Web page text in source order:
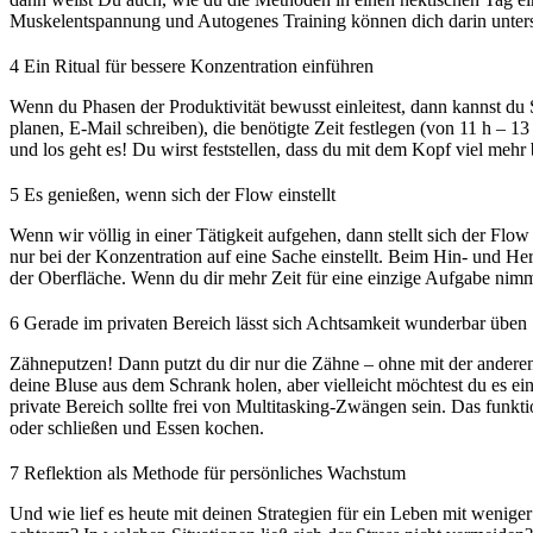
Muskelentspannung und Autogenes Training können dich darin
4 Ein Ritual für bessere Konzentration einführen
Wenn du Phasen der Produktivität bewusst einleitest, dann kannst
planen, E-Mail schreiben), die benötigte Zeit festlegen (von 11 h –
und los geht es! Du wirst feststellen, dass du mit dem Kopf viel
5 Es genießen, wenn sich der Flow einstellt
Wenn wir völlig in einer Tätigkeit aufgehen, dann stellt sich der
nur bei der Konzentration auf eine Sache einstellt. Beim Hin- und
der Oberfläche. Wenn du dir mehr Zeit für eine einzige Aufgabe
6 Gerade im privaten Bereich lässt sich Achtsamkeit wunderbar üben
Zähneputzen! Dann putzt du dir nur die Zähne – ohne mit der
deine Bluse aus dem Schrank holen, aber vielleicht möchtest du es
private Bereich sollte frei von Multitasking-Zwängen sein. Das
oder schließen und Essen kochen.
7 Reflektion als Methode für persönliches Wachstum
Und wie lief es heute mit deinen Strategien für ein Leben mit